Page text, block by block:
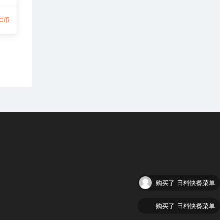
币
购买了 日料快餐菜单
购买了 日料快餐菜单